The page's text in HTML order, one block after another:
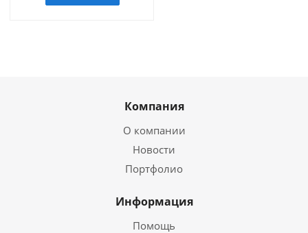
Компания
О компании
Новости
Портфолио
Информация
Помощь